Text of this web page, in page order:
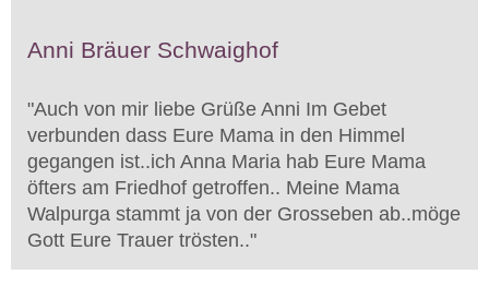
Anni Bräuer Schwaighof
"Auch von mir liebe Grüße Anni Im Gebet
verbunden dass Eure Mama in den Himmel
gegangen ist..ich Anna Maria hab Eure Mama
öfters am Friedhof getroffen.. Meine Mama
Walpurga stammt ja von der Grosseben ab..möge
Gott Eure Trauer trösten.."